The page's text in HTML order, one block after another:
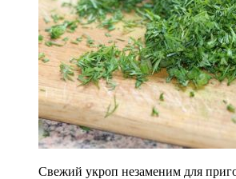
Свежий укроп незаменим для